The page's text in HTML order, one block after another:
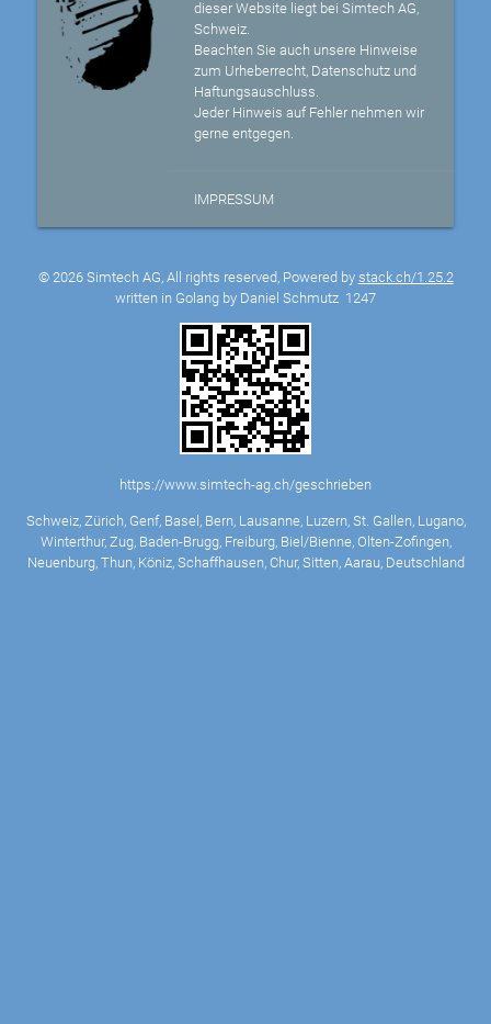
dieser Website liegt bei Simtech AG,
Schweiz.
Beachten Sie auch unsere Hinweise
zum Urheberrecht, Datenschutz und
Haftungsauschluss.
Jeder Hinweis auf Fehler nehmen wir
gerne entgegen.
IMPRESSUM
© 2026 Simtech AG, All rights reserved, Powered by stack.ch/1.25.2
written in Golang by Daniel Schmutz 1247
https://www.simtech-ag.ch/geschrieben
Schweiz, Zürich, Genf, Basel, Bern, Lausanne, Luzern, St. Gallen, Lugano,
Winterthur, Zug, Baden-Brugg, Freiburg, Biel/Bienne, Olten-Zofingen,
Neuenburg, Thun, Köniz, Schaffhausen, Chur, Sitten, Aarau, Deutschland